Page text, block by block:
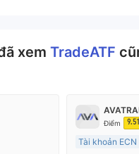
xem TradeATF
Điểm 9.51
Tài khoản ECN